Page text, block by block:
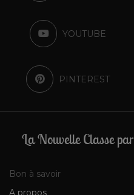
YOUTUBE
PINTEREST
La Nouvelle Classe par
Bon à savoir
A propos